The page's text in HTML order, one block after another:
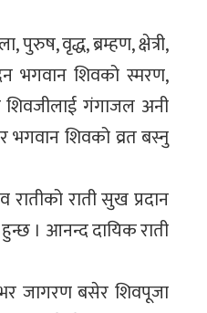
वृद्ध, ब्रम्हण, क्षेत्री,
भगवान शिवको स्मरण,
शिवजीलाई गंगाजल अनी
भगवान शिवको व्रत बस्नु
राती सुख प्रदान
हुन्छ । आनन्द दायिक राती
भर जागरण बसेर शिवपूजा